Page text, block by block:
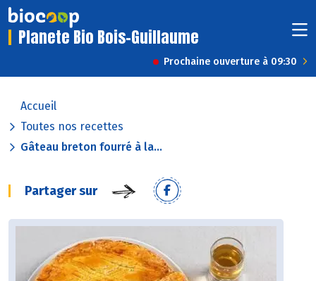
Planete Bio Bois-Guillaume
Prochaine ouverture à 09:30
Accueil
Toutes nos recettes
Gâteau breton fourré à la...
Partager sur